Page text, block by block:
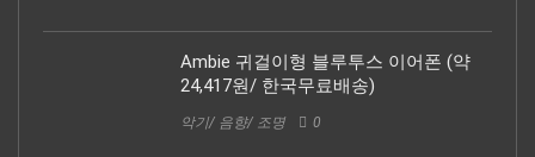
Ambie 귀걸이형 블루투스 이어폰 (약
24,417원/ 한국무료배송)
악기/ 음향/ 조명 0